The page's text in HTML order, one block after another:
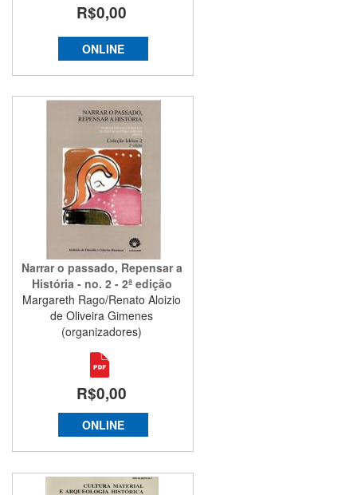
R$0,00
ONLINE
Narrar o passado, Repensar a
História - no. 2 - 2ª edição
Margareth Rago/Renato Aloizio
de Oliveira Gimenes
(organizadores)
R$0,00
ONLINE